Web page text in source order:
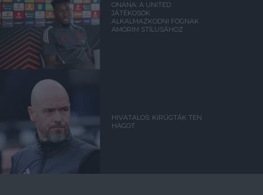
ONANA: A UNITED
JÁTÉKOSOK
ALKALMAZKODNI FOGNAK
AMORIM STÍLUSÁHOZ
HIVATALOS: KIRÚGTÁK TEN
HAGOT